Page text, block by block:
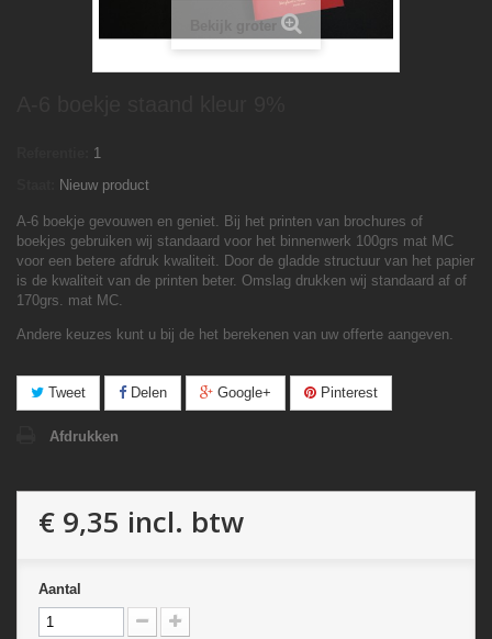
Bekijk groter
1
Nieuw product
A-6 boekje gevouwen en geniet. Bij het printen van brochures of
boekjes gebruiken wij standaard voor het binnenwerk 100grs mat MC
voor een betere afdruk kwaliteit. Door de gladde structuur van het papier
is de kwaliteit van de printen beter. Omslag drukken wij standaard af of
170grs. mat MC.
Andere keuzes kunt u bij de het berekenen van uw offerte aangeven.
Tweet Delen Google+ Pinterest
Afdrukken
€ 9,35 incl. btw
Aantal